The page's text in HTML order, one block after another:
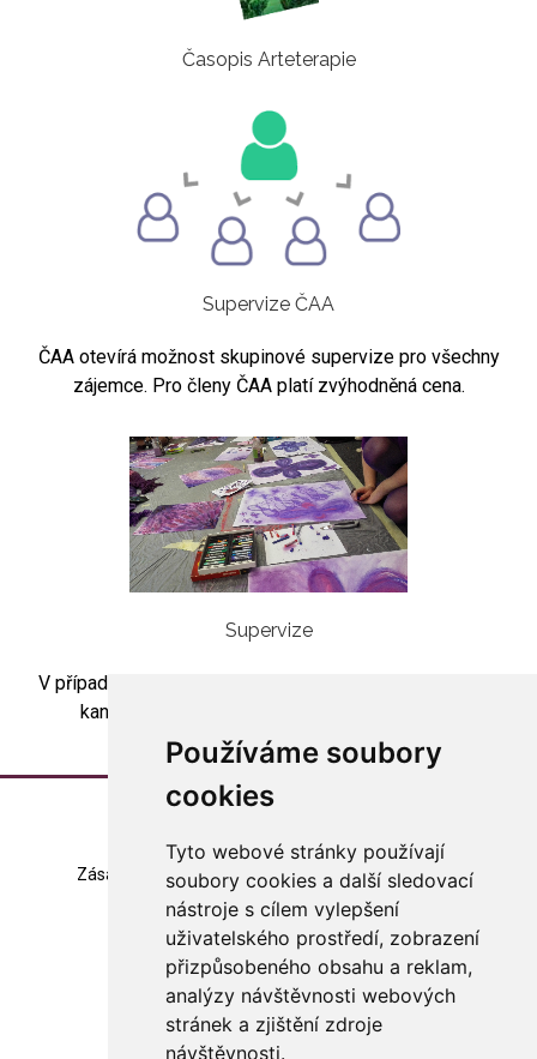
Používáme soubory
cookies
Tyto webové stránky používají
soubory cookies a další sledovací
nástroje s cílem vylepšení
uživatelského prostředí, zobrazení
přizpůsobeného obsahu a reklam,
analýzy návštěvnosti webových
stránek a zjištění zdroje
návštěvnosti.
Časopis Arteterapie
Supervize ČAA
ČAA otevírá možnost skupinové supervize pro všechny
zájemce. Pro členy ČAA platí zvýhodněná cena.
Supervize
V případě zájmu o skupinovou artesupervizi kontaktujte
kancelář asociace (
Zásady zpracování souborů cookie Mapa stránek
Změna nastavení
© 2023 Česká arteterapeutická asociace
všechna práva vyhrazena
Made with in Czech rep.